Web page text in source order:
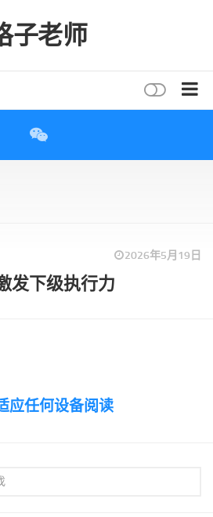
子老师
2026年5月19日
发下级执行力
应任何设备阅读